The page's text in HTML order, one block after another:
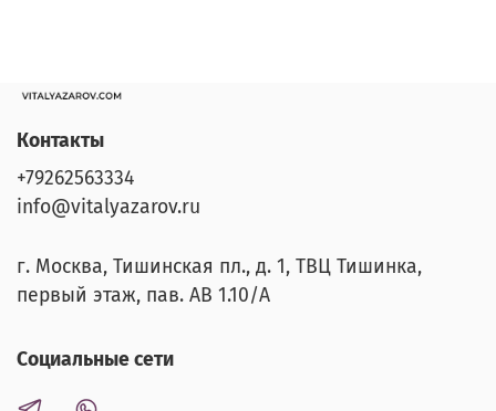
Контакты
+79262563334
info@vitalyazarov.ru
г. Москва, Тишинская пл., д. 1, ТВЦ Тишинка,
первый этаж, пав. АВ 1.10/A
Социальные сети